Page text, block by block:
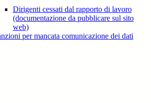
Dirigenti cessati dal rapporto di lavoro
(documentazione da pubblicare sul sito
web)
per mancata comunicazione dei dati